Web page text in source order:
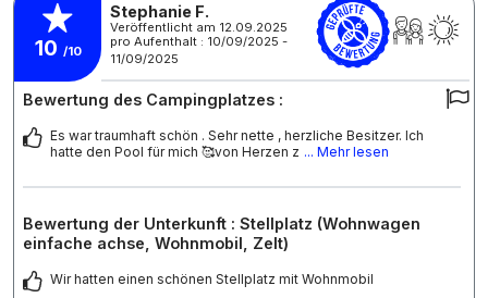
10 /10
Stephanie F.
Veröffentlicht am 12.09.2025
pro Aufenthalt : 10/09/2025 -
11/09/2025
Bewertung des Campingplatzes :
Es war traumhaft schön . Sehr nette , herzliche Besitzer. Ich
hatte den Pool für mich 🥰von Herzen z ... Mehr lesen
Bewertung der Unterkunft : Stellplatz (Wohnwagen
einfache achse, Wohnmobil, Zelt)
Wir hatten einen schönen Stellplatz mit Wohnmobil